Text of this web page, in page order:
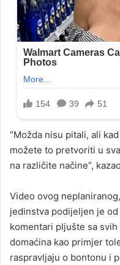
“Možda nisu pitali, ali
možete to pretvoriti u
na različite načine”,
Video ovog
jedinstva podijeljen je
komentari pljušte sa
domaćina kao primjer
raspravljaju o bontonu i